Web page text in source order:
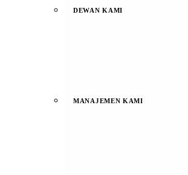
DEWAN KAMI
MANAJEMEN KAMI